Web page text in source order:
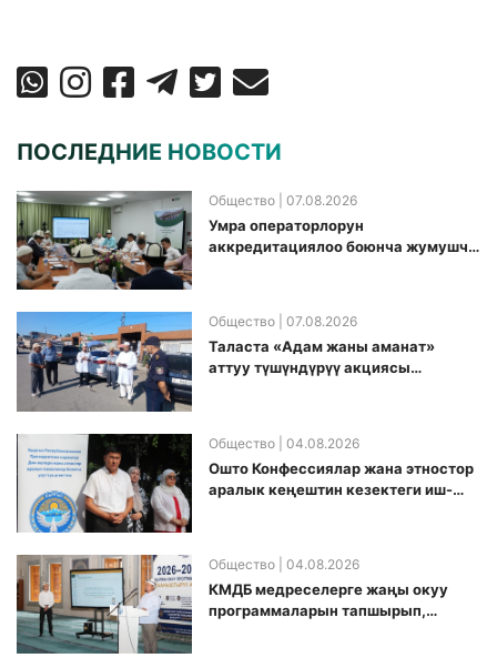
ПОСЛЕДНИЕ НОВОСТИ
Общество | 07.08.2026
Умра операторлорун
аккредитациялоо боюнча жумушчу
Общество | 07.08.2026
Таласта «Адам жаны аманат»
аттуу түшүндүрүү акциясы
Общество | 04.08.2026
Ошто Конфессиялар жана этностор
аралык кеңештин кезектеги иш-
Общество | 04.08.2026
КМДБ медреселерге жаңы окуу
программаларын тапшырып,